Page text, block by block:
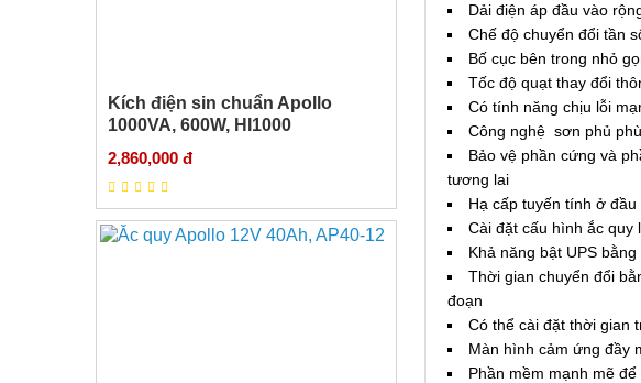
Kích điện sin chuẩn Apollo
1000VA, 600W, HI1000
2,860,000 đ
Dải điện áp đầu vào
Chế độ chuyển đổi tần
Bố cục bên trong nhỏ
Tốc độ quạt thay đổi
Có tính năng chịu lỗi
Công nghệ sơn phủ
Bảo vệ phần cứng và
tương lai
Hạ cấp tuyến tính ở
Cài đặt cấu hình ắc quy
Khả năng bật UPS
Thời gian chuyển đổi
đoạn
Có thể cài đặt thời gian
Màn hình cảm ứng đầy
Phần mềm mạnh mẽ